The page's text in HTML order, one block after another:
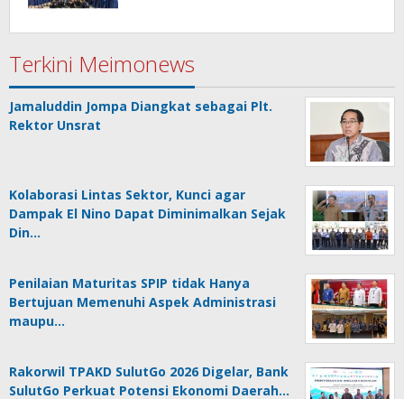
Terkini Meimonews
Jamaluddin Jompa Diangkat sebagai Plt.
Rektor Unsrat
Kolaborasi Lintas Sektor, Kunci agar
Dampak El Nino Dapat Diminimalkan Sejak
Din…
Penilaian Maturitas SPIP tidak Hanya
Bertujuan Memenuhi Aspek Administrasi
maupu…
Rakorwil TPAKD SulutGo 2026 Digelar, Bank
SulutGo Perkuat Potensi Ekonomi Daerah…